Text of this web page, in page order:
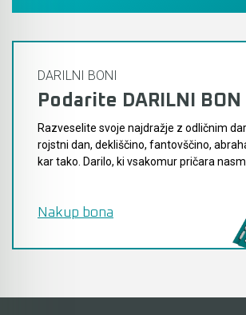
DARILNI BONI
Podarite DARILNI BON
Razveselite svoje najdražje z odličnim
rojstni dan, dekliščino, fantovščino,
kar tako. Darilo, ki vsakomur pričara
Nakup bona